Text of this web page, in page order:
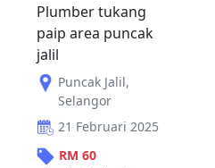
Plumber tukang
paip area puncak
jalil
Puncak Jalil,
Selangor
21 Februari 2025
RM 60